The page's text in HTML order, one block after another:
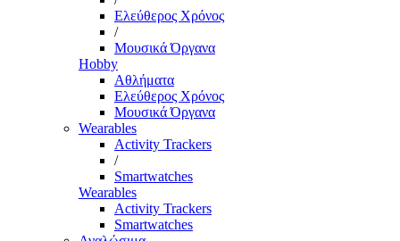
Ελεύθερος Χρόνος
/
Μουσικά Όργανα
Hobby
Αθλήματα
Ελεύθερος Χρόνος
Μουσικά Όργανα
Wearables
Activity Trackers
/
Smartwatches
Wearables
Activity Trackers
Smartwatches